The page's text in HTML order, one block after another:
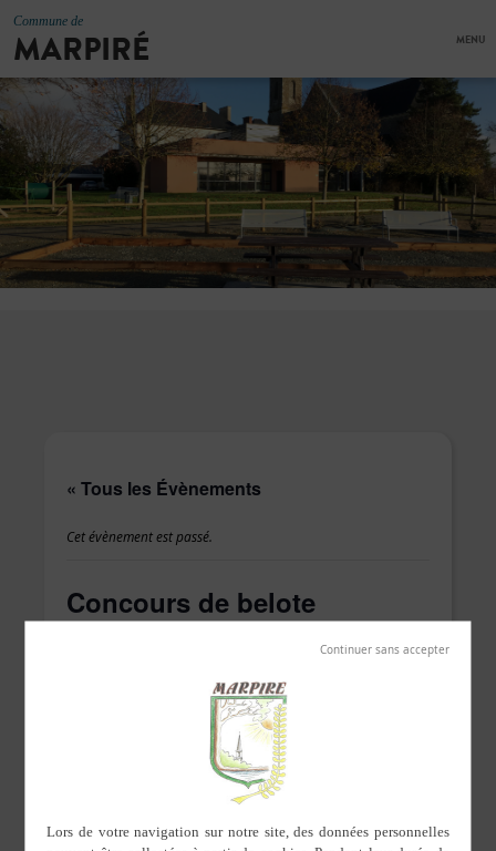
Commune de
MARPIRÉ MENU
« Tous les Évènements
Cet évènement est passé.
Concours de belote
Dimanche 8 mars c’est concours de belote.
L’inscription se fait auprès de Danielle
Nombre de places limitées